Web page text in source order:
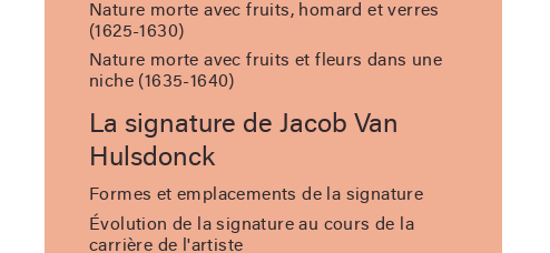
Nature morte avec fruits, homard et verres
(1625-1630)
Nature morte avec fruits et fleurs dans une
niche (1635-1640)
La signature de Jacob Van
Hulsdonck
Formes et emplacements de la signature
Évolution de la signature au cours de la
carrière de l'artiste